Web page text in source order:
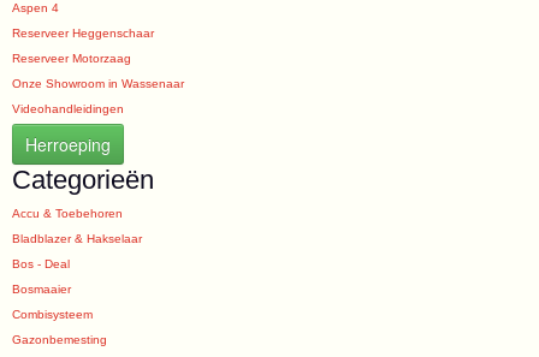
Aspen 4
Reserveer Heggenschaar
Reserveer Motorzaag
Onze Showroom in Wassenaar
Videohandleidingen
Herroeping
Categorieën
Accu & Toebehoren
Bladblazer & Hakselaar
Bos - Deal
Bosmaaier
Combisysteem
Gazonbemesting